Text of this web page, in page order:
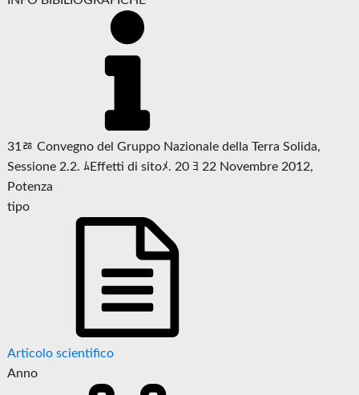
31ﾰ Convegno del Gruppo Nazionale della Terra Solida,
Sessione 2.2. ﾑEffetti di sitoﾒ. 20 ﾖ 22 Novembre 2012,
Potenza
tipo
Articolo scientifico
Anno